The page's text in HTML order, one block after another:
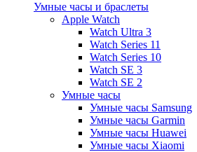
Умные часы и браслеты
Apple Watch
Watch Ultra 3
Watch Series 11
Watch Series 10
Watch SE 3
Watch SE 2
Умные часы
Умные часы Samsung
Умные часы Garmin
Умные часы Huawei
Умные часы Xiaomi